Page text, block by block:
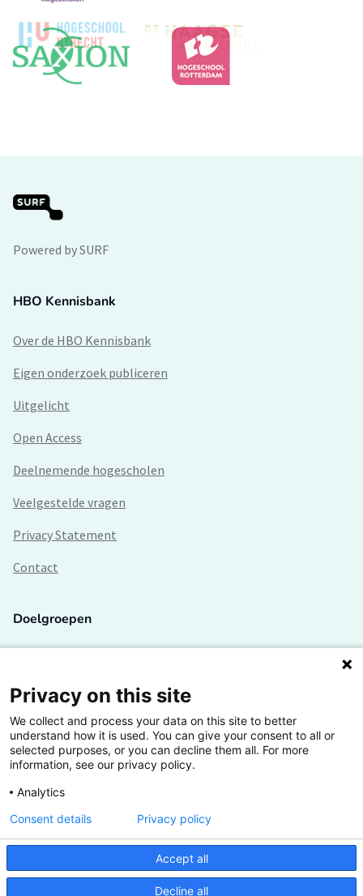
Powered by SURF
HBO Kennisbank
Over de HBO Kennisbank
Eigen onderzoek publiceren
Uitgelicht
Open Access
Deelnemende hogescholen
Veelgestelde vragen
Privacy Statement
Contact
Doelgroepen
Lectoren en onderzoekers
Bedrijven
Hogescholen
De grootste kennisbank van het HBO
Inspiratie op jouw vakgebied
Privacy on this site
We collect and process your data on this site to better
understand how it is used. You can give your consent to all or
selected purposes, or you can decline them all. For more
information, see our privacy policy.
Analytics
Accept all
Decline all
Consent details Privacy policy